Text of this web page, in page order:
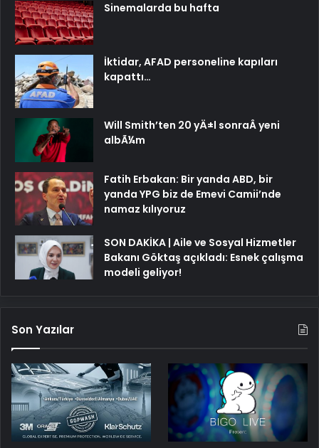
Sinemalarda bu hafta
İktidar, AFAD personeline kapıları
kapattı…
Will Smith’ten 20 yÄ±l sonraÂ yeni
albÃ¼m
Fatih Erbakan: Bir yanda ABD, bir
yanda YPG biz de Emevi Camii’nde
namaz kılıyoruz
SON DAKİKA | Aile ve Sosyal Hizmetler
Bakanı Göktaş açıkladı: Esnek çalışma
modeli geliyor!
Son Yazılar